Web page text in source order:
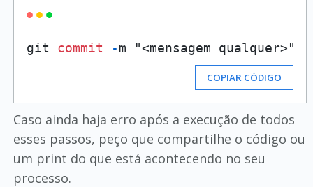
git commit -m "<mensagem qualquer>"
COPIAR CÓDIGO
Caso ainda haja erro após a execução de todos
esses passos, peço que compartilhe o código ou
um print do que está acontecendo no seu
processo.